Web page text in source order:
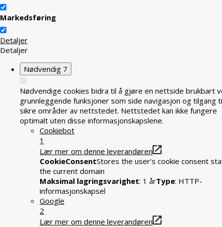
Markedsføring
Detaljer
Detaljer
Nødvendig 7
Nødvendige cookies bidra til å gjøre en nettside brukbart
grunnleggende funksjoner som side navigasjon og tilgang
sikre områder av nettstedet. Nettstedet kan ikke fungere
optimalt uten disse informasjonskapslene.
Cookiebot
1
Lær mer om denne leverandøren
CookieConsentStores the user's cookie consent
the current domain
Maksimal lagringsvarighet: 1 årType: HTTP-
informasjonskapsel
Google
2
Lær mer om denne leverandøren